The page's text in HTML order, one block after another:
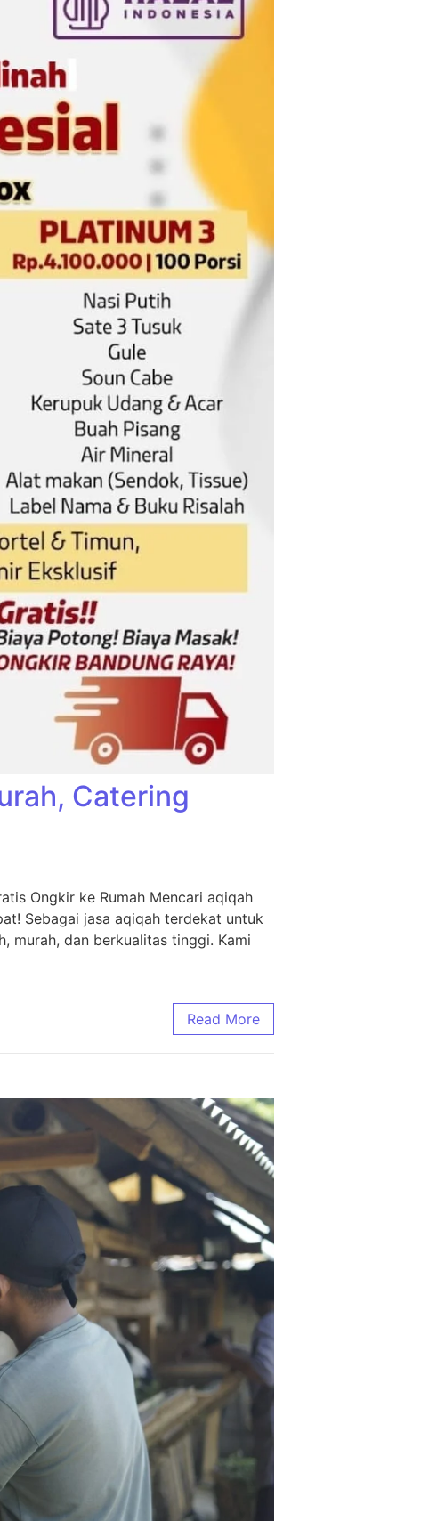
Catering
Ongkir ke Rumah Mencari aqiqah
Sebagai jasa aqiqah terdekat untuk
murah, dan berkualitas tinggi. Kami
Read More